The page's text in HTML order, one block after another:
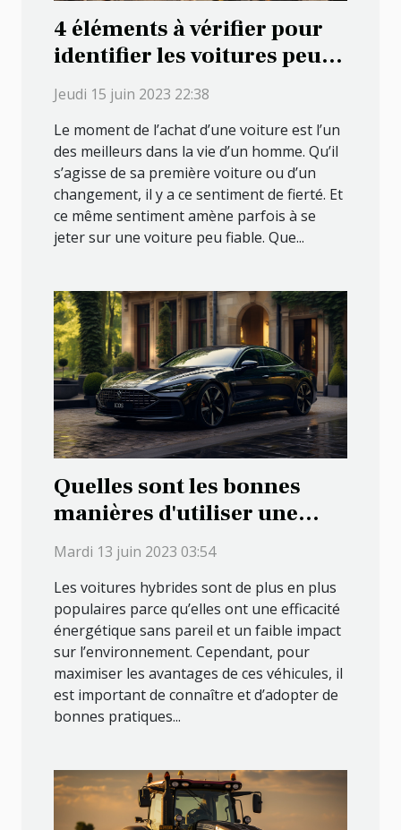
4 éléments à vérifier pour
identifier les voitures peu
fiables
Jeudi 15 juin 2023 22:38
Le moment de l’achat d’une voiture est l’un
des meilleurs dans la vie d’un homme. Qu’il
s’agisse de sa première voiture ou d’un
changement, il y a ce sentiment de fierté. Et
ce même sentiment amène parfois à se
jeter sur une voiture peu fiable. Que...
Quelles sont les bonnes
manières d'utiliser une
voiture hybride ?
Mardi 13 juin 2023 03:54
Les voitures hybrides sont de plus en plus
populaires parce qu’elles ont une efficacité
énergétique sans pareil et un faible impact
sur l’environnement. Cependant, pour
maximiser les avantages de ces véhicules, il
est important de connaître et d’adopter de
bonnes pratiques...